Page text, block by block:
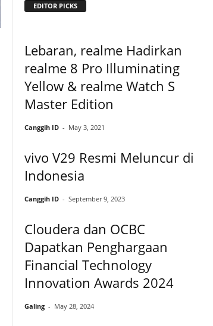
EDITOR PICKS
Lebaran, realme Hadirkan
realme 8 Pro Illuminating
Yellow & realme Watch S
Master Edition
Canggih ID - May 3, 2021
vivo V29 Resmi Meluncur di
Indonesia
Canggih ID - September 9, 2023
Cloudera dan OCBC
Dapatkan Penghargaan
Financial Technology
Innovation Awards 2024
Galing - May 28, 2024